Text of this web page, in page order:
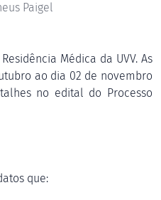
Paigel
Médica da UVV. As
ao dia 02 de novembro
no edital do Processo
que: